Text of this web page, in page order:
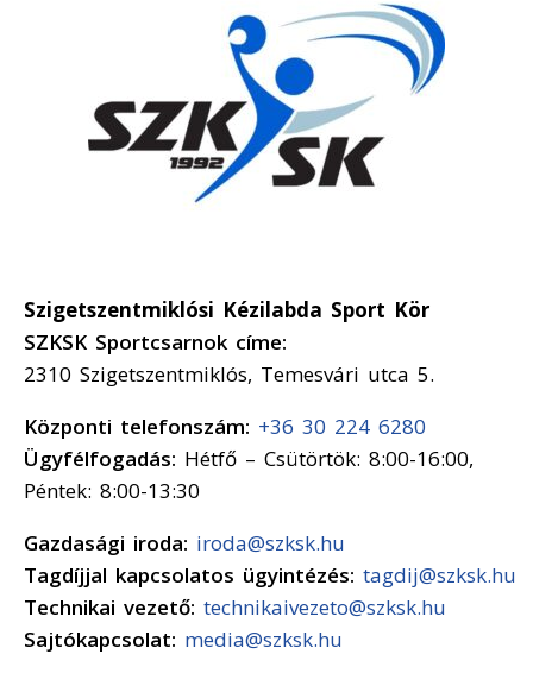
Szigetszentmiklósi Kézilabda Sport Kör
SZKSK Sportcsarnok címe:
2310 Szigetszentmiklós, Temesvári utca 5.
Központi telefonszám: +36 30 224 6280
Ügyfélfogadás: Hétfő – Csütörtök: 8:00-16:00,
Péntek: 8:00-13:30
Gazdasági iroda: iroda@szksk.hu
Tagdíjjal kapcsolatos ügyintézés: tagdij@szksk.hu
Technikai vezető: technikaivezeto@szksk.hu
Sajtókapcsolat: media@szksk.hu